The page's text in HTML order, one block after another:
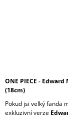
ONE PIECE - Edward
(18cm)
Pokud jsi velký fanda
exkluzivní verze